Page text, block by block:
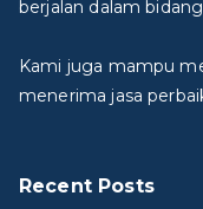
berjalan dalam
Kami juga mampu
menerima jasa
Recent Posts